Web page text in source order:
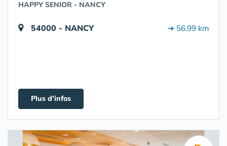
HAPPY SENIOR - NANCY
54000 - NANCY ➔ 56.99 km
Plus d'infos